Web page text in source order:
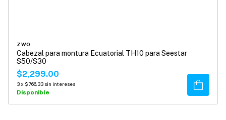
ZWO
Cabezal para montura Ecuatorial TH10 para Seestar
S50/S30
$2,299.00
3x $766.33 sin intereses
Disponible
Comprar